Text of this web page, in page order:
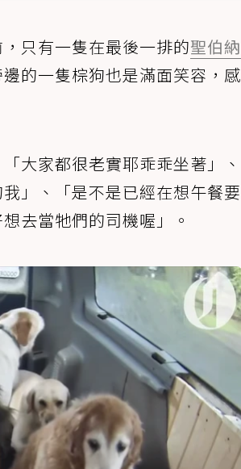
只有一隻在最後一排的聖伯納
的一隻棕狗也是滿面笑容，感
大家都很老實耶乖乖坐著」、
」、「是不是已經在想午餐要
去當牠們的司機喔」。